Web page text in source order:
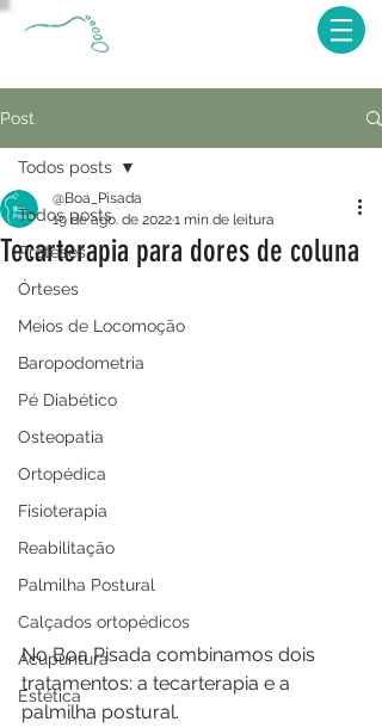
Post
Todos posts
Próteses
Órteses
Meios de Locomoção
Baropodometria
Pé Diabético
Osteopatia
Ortopédica
Fisioterapia
Reabilitação
Palmilha Postural
Calçados ortopédicos
Acupuntura
Estética
Todos posts
Tecarterapia para dores de coluna
@Boa_Pisada
19 de ago. de 20221 min de leitura
No Boa Pisada combinamos dois
tratamentos: a tecarterapia e a
palmilha postural.